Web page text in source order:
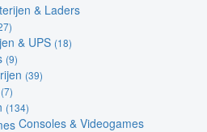
& Laders
& UPS (18)
(9)
(39)
(7)
(134)
Consoles & Videogames